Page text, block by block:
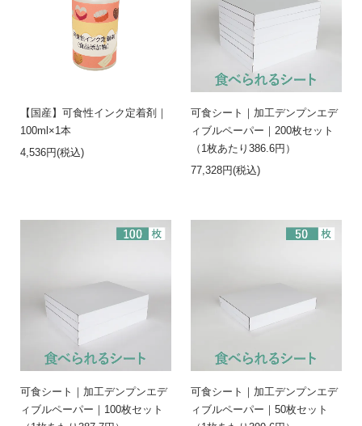
【国産】可食性インク定着剤｜
100ml×1本
4,536円(税込)
可食シート｜加工デンプンエデ
ィブルペーパー｜200枚セット
（1枚あたり386.6円）
77,328円(税込)
可食シート｜加工デンプンエデ
ィブルペーパー｜100枚セット
可食シート｜加工デンプンエデ
ィブルペーパー｜50枚セット